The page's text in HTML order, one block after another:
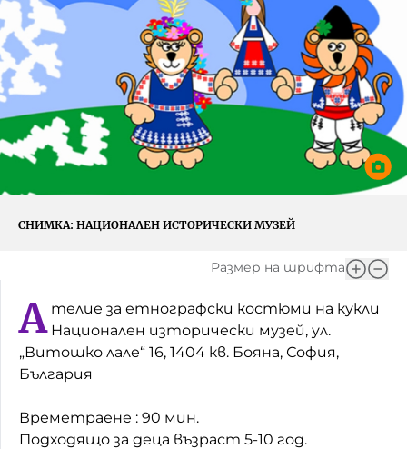
Фантазирай
Приказки
История на изкуството
Музикална кутийка
От соул до рокендрол
Златната ябълка
Непознатите думи
Домашен любимец
Игри
Кои сме ние?
За вас, родители
БНР
БНР Новини
Архивен фонд на БНР
СНИМКА: НАЦИОНАЛЕН ИСТОРИЧЕСКИ МУЗЕЙ
Размер на шрифта
А телие за етнографски костюми на кукли
Национален изторически музей, ул.
„Витошко лале“ 16, 1404 кв. Бояна, София,
България
Времетраене : 90 мин.
Подходящо за деца възраст 5-10 год.